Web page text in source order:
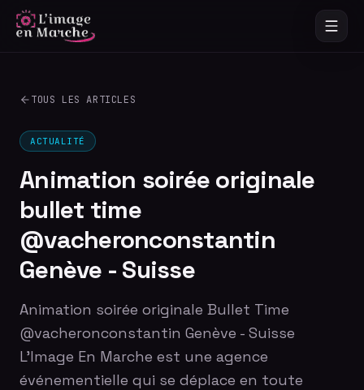
TOUS LES ARTICLES
ACTUALITÉ
Animation soirée originale
bullet time
@vacheronconstantin
Genève - Suisse
Animation soirée originale Bullet Time
@vacheronconstantin Genève - Suisse
L'Image En Marche est une agence
événementielle qui se déplace en toute